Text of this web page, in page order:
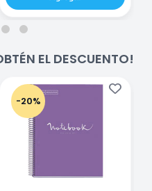
EL DESCUENTO!
-20%